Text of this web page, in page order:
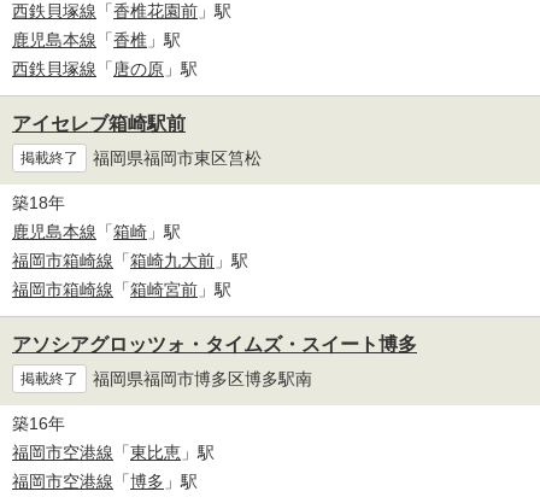
西鉄貝塚線 「香椎花園前 」駅
鹿児島本線 「香椎 」駅
西鉄貝塚線 「唐の原 」駅
アイセレブ箱崎駅前
掲載終了 福岡県福岡市東区筥松
築18年
鹿児島本線 「箱崎 」駅
福岡市箱崎線 「箱崎九大前 」駅
福岡市箱崎線 「箱崎宮前 」駅
アソシアグロッツォ・タイムズ・スイート博多
掲載終了 福岡県福岡市博多区博多駅南
築16年
福岡市空港線 「東比恵 」駅
福岡市空港線 「博多 」駅